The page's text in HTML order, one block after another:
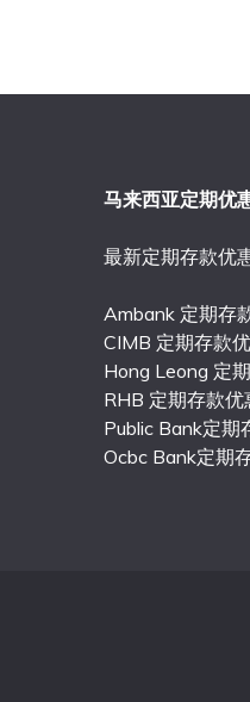
马来西亚定期优
最新定期存款优
Ambank 定期存
CIMB 定期存款
Hong Leong 定
RHB 定期存款优
Public Bank定期
Ocbc Bank定期